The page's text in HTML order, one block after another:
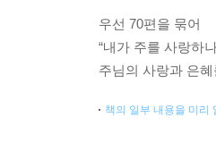
우선 70편을 묶어
“내가 주를 사랑하
주님의 사랑과 은
책의 일부 내용을 미리